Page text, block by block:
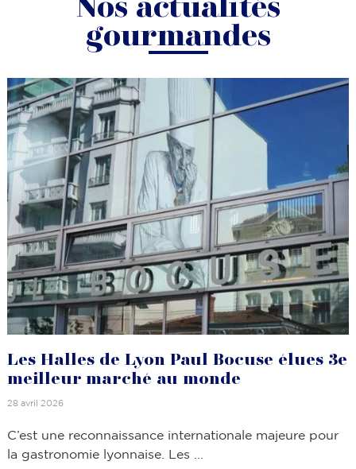
Nos actualités
gourmandes
Les Halles de Lyon Paul Bocuse élues 3e
meilleur marché au monde
28 avril 2026
C’est une reconnaissance internationale majeure pour
la gastronomie lyonnaise. Les ...